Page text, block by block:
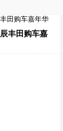
丰田购车嘉